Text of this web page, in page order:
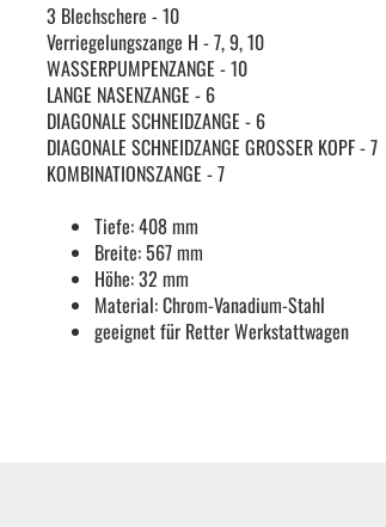
Reifenmontiermaschine
Wuchtmaschinen
Zubehör und Hilfswerkzeug
3 Blechschere - 10
Verriegelungszange H - 7, 9, 10
WASSERPUMPENZANGE - 10
LANGE NASENZANGE - 6
DIAGONALE SCHNEIDZANGE - 6
DIAGONALE SCHNEIDZANGE GROSSER KOPF - 7
KOMBINATIONSZANGE - 7
Tiefe: 408 mm
Breite: 567 mm
Höhe: 32 mm
Material: Chrom-Vanadium-Stahl
geeignet für Retter Werkstattwagen